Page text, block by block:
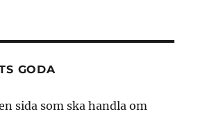
GODA
sida som ska handla om